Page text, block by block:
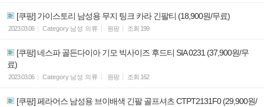
[쿠팡] 가이스토리 남성용 무지 팅크 카라 긴팔티 (18,900원/무료)
2023.03.06 Category 남성 의류 원팡 조회 199
[쿠팡] 네스파 골든다이아 기모 빅사이즈 후드티 SIA 0231 (37,900원/무
료)
2023.03.06 Category 남성 의류 원팡 조회 162
[쿠팡] 페라어스 남성용 브이배색 긴팔 골프셔츠 CTPT2131F0 (29,900원/